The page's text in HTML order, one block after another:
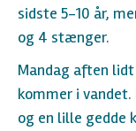
sidste 5-10 år,
og 4 stænger.
Mandag aften
kommer i vandet.
og en lille gedde